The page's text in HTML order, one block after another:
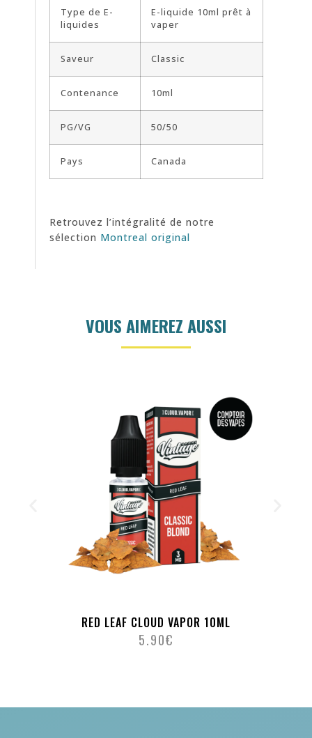
Type de E-
liquides
E-liquide 10ml prêt à
vaper
Saveur Classic
Contenance 10ml
PG/VG 50/50
Pays Canada
Retrouvez l’intégralité de notre
sélection Montreal original
VOUS AIMEREZ AUSSI
RED LEAF CLOUD VAPOR 10ML
5.90€